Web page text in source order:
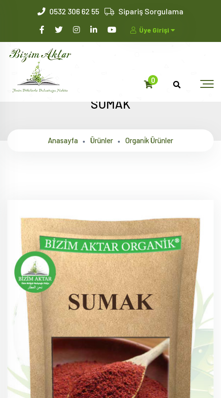
0532 306 62 55 Sipariş Sorgulama
Üye Girişi
0
SUMAK
Anasayfa Ürünler Organi̇k Ürünler